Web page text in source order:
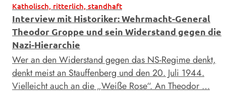
Katholisch, ritterlich, standhaft
Interview mit Historiker: Wehrmacht-General
Theodor Groppe und sein Widerstand gegen die
Nazi-Hierarchie
Wer an den Widerstand gegen das NS-Regime denkt,
denkt meist an Stauffenberg und den 20. Juli 1944.
Vielleicht auch an die „Weiße Rose“. An Theodor …